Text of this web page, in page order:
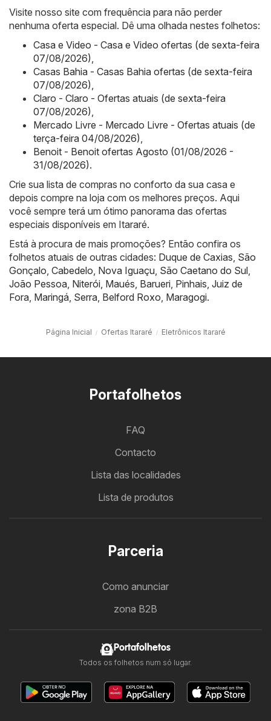
Visite nosso site com frequência para não perder
nenhuma oferta especial. Dê uma olhada nestes folhetos:
Casa e Video - Casa e Video ofertas (de sexta-feira
07/08/2026),
Casas Bahia - Casas Bahia ofertas (de sexta-feira
07/08/2026),
Claro - Claro - Ofertas atuais (de sexta-feira
07/08/2026),
Mercado Livre - Mercado Livre - Ofertas atuais (de
terça-feira 04/08/2026),
Benoit - Benoit ofertas Agosto (01/08/2026 -
31/08/2026).
Crie sua lista de compras no conforto da sua casa e
depois compre na loja com os melhores preços. Aqui
você sempre terá um ótimo panorama das ofertas
especiais disponíveis em Itararé.
Está à procura de mais promoções? Então confira os
folhetos atuais de outras cidades: Duque de Caxias, São
Gonçalo, Cabedelo, Nova Iguaçu, São Caetano do Sul,
João Pessoa, Niterói, Maués, Barueri, Pinhais, Juiz de
Fora, Maringá, Serra, Belford Roxo, Maragogi.
Página Inicial Ofertas Itararé Eletrônicos Itararé
Portafolhetos
FAQ
Contacto
Lista das localidades
Lista de produtos
Parceria
Como anunciar
zona B2B
Portafolhetos
Todos os folhetos num só lugar.